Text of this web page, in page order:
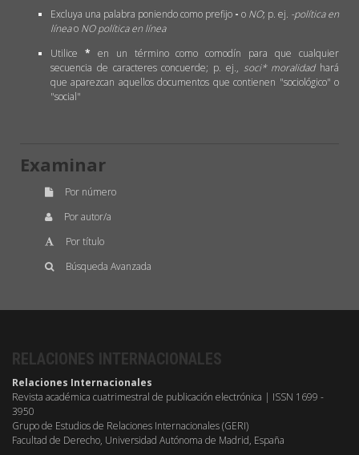
Excluya una palabra poniendo como prefijo - o NO; p. ej. -política en
líneao NO política en línea
Utilice * en un término como comodín para que cualquier
secuencia de caracteres concuerde; p. ej., soci* moralidadhará
que aparezcan aquellos documentos que contienen "sociológico" o
"social"
Examinar
Por número
Por autor/a
Por título
Búsqueda Avanzada
RELACIONES INTERNACIONALES
Relaciones Internacionales
Revista académica cuatrimestral de publicación electrónica | ISSN 1699 -
3950
Grupo de Estudios de Relaciones Internacionales (GERI)
Facultad de Derecho, Universidad Autónoma de Madrid, España